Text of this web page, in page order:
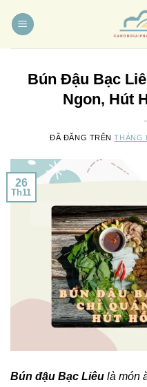
đến
Bún Đậu Bạc
Ngon, Hút
ĐÃ ĐĂNG TRÊNTHÁNG
26
Th11
Bún đậu Bạc Liêu là món